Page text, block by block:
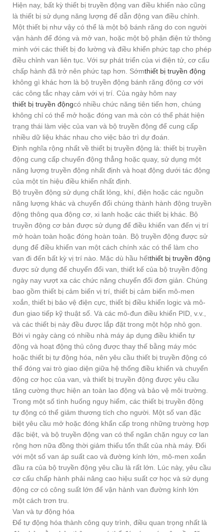
Hiện nay, bất kỳ thiết bị truyền động van điều khiển nào cũng
là thiết bị sử dụng năng lượng để dẫn động van điều chỉnh.
Một thiết bị như vậy có thể là một bộ bánh răng do con người
vận hành để đóng và mở van, hoặc một bộ phận điện tử thông
minh với các thiết bị đo lường và điều khiển phức tạp cho phép
điều chỉnh van liên tục. Với sự phát triển của vi điện tử, cơ cấu
chấp hành đã trở nên phức tạp hơn. Sớmthiết bị truyền động
không gì khác hơn là bộ truyền động bánh răng động cơ với
các công tắc nhạy cảm với vị trí. Của ngày hôm nay
thiết bị truyền độngcó nhiều chức năng tiên tiến hơn, chúng
không chỉ có thể mở hoặc đóng van mà còn có thể phát hiện
trạng thái làm việc của van và bộ truyền động để cung cấp
nhiều dữ liệu khác nhau cho việc bảo trì dự đoán.
Định nghĩa rộng nhất về thiết bị truyền động là: thiết bị truyền
động cung cấp chuyển động thẳng hoặc quay, sử dụng một
năng lượng truyền động nhất định và hoạt động dưới tác động
của một tín hiệu điều khiển nhất định.
Bộ truyền động sử dụng chất lỏng, khí, điện hoặc các nguồn
năng lượng khác và chuyển đổi chúng thành hành động truyền
động thông qua động cơ, xi lanh hoặc các thiết bị khác. Bộ
truyền động cơ bản được sử dụng để điều khiển van đến vị trí
mở hoàn toàn hoặc đóng hoàn toàn. Bộ truyền động được sử
dụng để điều khiển van một cách chính xác có thể làm cho
van đi đến bất kỳ vị trí nào. Mặc dù hầu hếtthiết bị truyền động
được sử dụng để chuyển đổi van, thiết kế của bộ truyền động
ngày nay vượt xa các chức năng chuyển đổi đơn giản. Chúng
bao gồm thiết bị cảm biến vị trí, thiết bị cảm biến mô-men
xoắn, thiết bị bảo vệ điện cực, thiết bị điều khiển logic và mô-
đun giao tiếp kỹ thuật số. Và các mô-đun điều khiển PID, v.v.,
và các thiết bị này đều được lắp đặt trong một hộp nhỏ gọn.
Bởi vì ngày càng có nhiều nhà máy áp dụng điều khiển tự
động và hoạt động thủ công được thay thế bằng máy móc
hoặc thiết bị tự động hóa, nên yêu cầu thiết bị truyền động có
thể đóng vai trò giao diện giữa hệ thống điều khiển và chuyển
động cơ học của van, và thiết bị truyền động được yêu cầu
tăng cường thực hiện an toàn lao động và bảo vệ môi trường.
Trong một số tình huống nguy hiểm, các thiết bị truyền động
tự động có thể giảm thương tích cho người. Một số van đặc
biệt yêu cầu mở hoặc đóng khẩn cấp trong những trường hợp
đặc biệt, và bộ truyền động van có thể ngăn chặn nguy cơ lan
rộng hơn nữa đồng thời giảm thiểu tổn thất của nhà máy. Đối
với một số van áp suất cao và đường kính lớn, mô-men xoắn
đầu ra của bộ truyền động yêu cầu là rất lớn. Lúc này, yêu cầu
cơ cấu chấp hành phải nâng cao hiệu suất cơ học và sử dụng
động cơ có công suất lớn để vận hành van đường kính lớn
một cách trơn tru.
Van và tự động hóa
Để tự động hóa thành công quy trình, điều quan trọng nhất là